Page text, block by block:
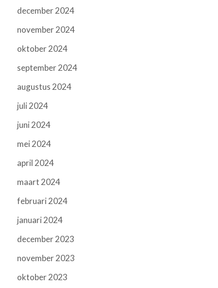
december 2024
november 2024
oktober 2024
september 2024
augustus 2024
juli 2024
juni 2024
mei 2024
april 2024
maart 2024
februari 2024
januari 2024
december 2023
november 2023
oktober 2023